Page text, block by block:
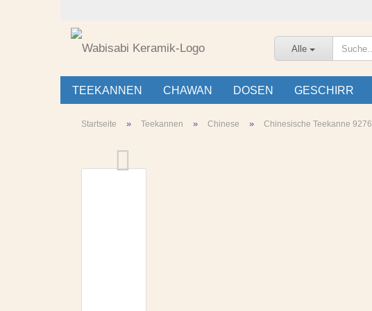
Alle
TEEKANNEN CHAWAN DOSEN GESCHIRR
Startseite » Teekannen » Chinese » Chinesische Teekanne 9276